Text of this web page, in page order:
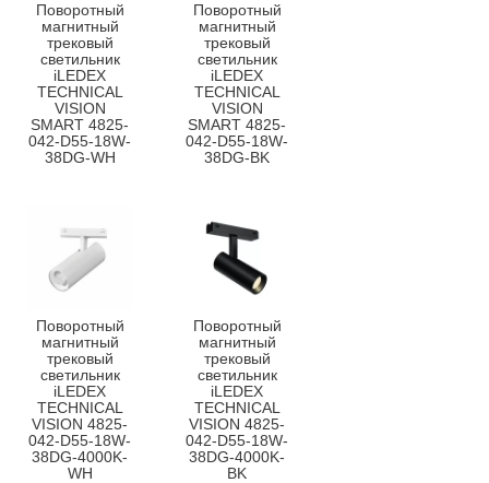
Поворотный
магнитный
трековый
светильник
iLEDEX
TECHNICAL
VISION
SMART 4825-
042-D55-18W-
38DG-WH
Поворотный
магнитный
трековый
светильник
iLEDEX
TECHNICAL
VISION
SMART 4825-
042-D55-18W-
38DG-BK
Поворотный
магнитный
трековый
светильник
iLEDEX
TECHNICAL
VISION 4825-
042-D55-18W-
38DG-4000K-
WH
Поворотный
магнитный
трековый
светильник
iLEDEX
TECHNICAL
VISION 4825-
042-D55-18W-
38DG-4000K-
BK